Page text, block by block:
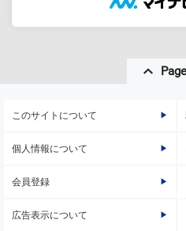
このサイトについて
個人情報について
会員登録
広告表示について